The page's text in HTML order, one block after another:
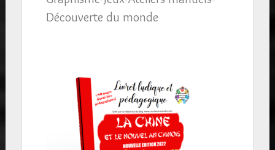
Découverte du monde